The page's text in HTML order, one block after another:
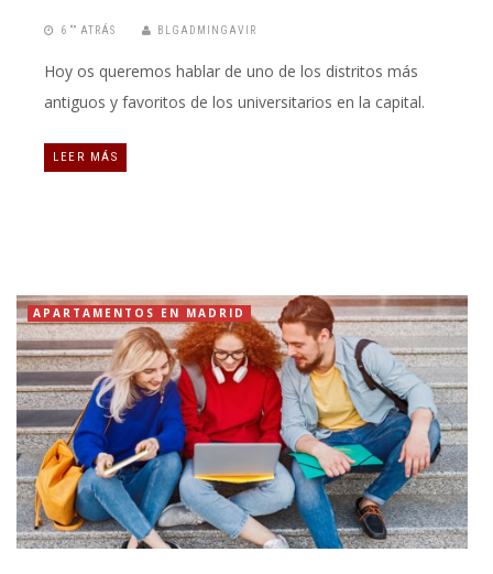
6 “” ATRÁS BLGADMINGAVIR
Hoy os queremos hablar de uno de los distritos más
antiguos y favoritos de los universitarios en la capital.
LEER MÁS
APARTAMENTOS EN MADRID